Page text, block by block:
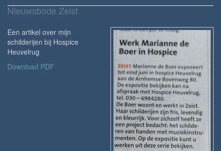
Nieuwsbode Zeist
Een artikel over mijn
schilderijen bij Hospice
Heuvelrug
Download PDF